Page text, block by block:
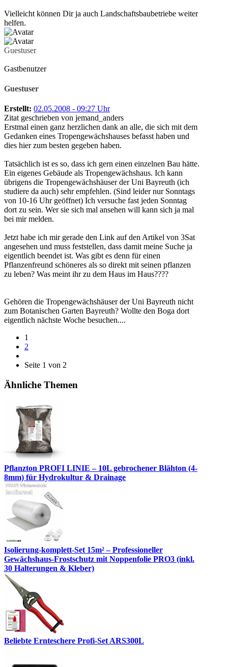
Vielleicht können Dir ja auch Landschaftsbaubetriebe weiter
helfen.
Guestuser
Gastbenutzer
Guestuser
Erstellt: 02.05.2008 - 09:27 Uhr
Zitat geschrieben von jemand_anders
Erstmal einen ganz herzlichen dank an alle, die sich mit dem
Gedanken eines Tropengewächshauses befasst haben und
dies hier zum besten gegeben haben.
Tatsächlich ist es so, dass ich gern einen einzelnen Bau hätte.
Ein eigenes Gebäude als Tropengewächshaus. Ich kann
übrigens die Tropengewächshäuser der Uni Bayreuth (ich
studiere da auch) sehr empfehlen. (Sind leider nur Sonntags
von 10-16 Uhr geöffnet) Ich versuche fast jeden Sonntag
dort zu sein. Wer sie sich mal ansehen will kann sich ja mal
bei mir melden.
Jetzt habe ich mir gerade den Link auf den Artikel von 3Sat
angesehen und muss feststellen, dass damit meine Suche ja
eigentlich beendet ist. Was gibt es denn für einen
Pflanzenfreund schöneres als so direkt mit seinen pflanzen
zu leben? Was meint ihr zu dem Haus im Haus????
Gehören die Tropengewächshäuser der Uni Bayreuth nicht
zum Botanischen Garten Bayreuth? Wollte den Boga dort
eigentlich nächste Woche besuchen....
1
2
Seite 1 von 2
Ähnliche Themen
Pflanzton PROFI LINIE – 10L gebrochener Blähton (4-
8mm) für Hydrokultur & Drainage
Isolierung-komplett-Set 15m² – Professioneller
Gewächshaus-Frostschutz mit Noppenfolie PRO3 (inkl.
30 Halterungen & Kleber)
Beliebte Ernteschere Profi-Set ARS300L